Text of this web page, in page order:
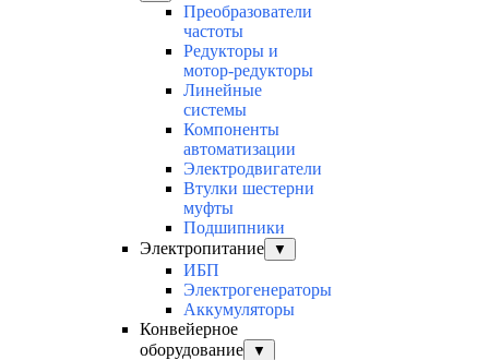
Преобразователи
частоты
Редукторы и
мотор-редукторы
Линейные
системы
Компоненты
автоматизации
Электродвигатели
Втулки шестерни
муфты
Подшипники
Электропитание
▼
ИБП
Электрогенераторы
Аккумуляторы
Конвейерное
оборудование
▼